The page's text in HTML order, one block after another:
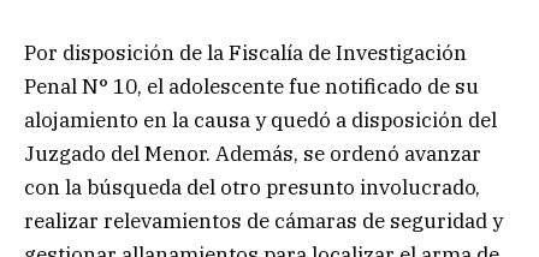
Por disposición de la Fiscalía de Investigación
Penal N° 10, el adolescente fue notificado de su
alojamiento en la causa y quedó a disposición del
Juzgado del Menor. Además, se ordenó avanzar
con la búsqueda del otro presunto involucrado,
realizar relevamientos de cámaras de seguridad y